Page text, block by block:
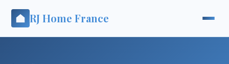
RJ Home France